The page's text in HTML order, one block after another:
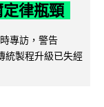
律瓶頸
專訪，警告
統製程升級已失經